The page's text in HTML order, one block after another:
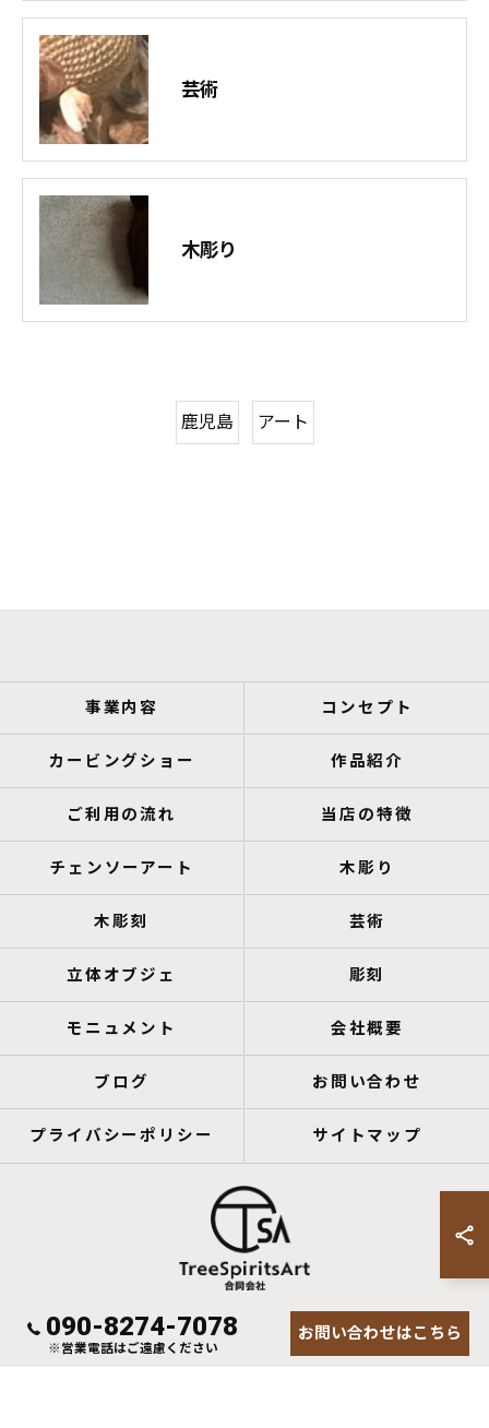
芸術
木彫り
鹿児島 アート
090-8274-7078
※営業電話はご遠慮ください
お問い合わせはこちら
事業内容 コンセプト
カービングショー 作品紹介
ご利用の流れ 当店の特徴
チェンソーアート 木彫り
木彫刻 芸術
立体オブジェ 彫刻
モニュメント 会社概要
ブログ お問い合わせ
プライバシーポリシー サイトマップ
© 2026 鹿児島のアートならTreeSpiritsArt合同会社 ALL RIGHTS RESERVED.